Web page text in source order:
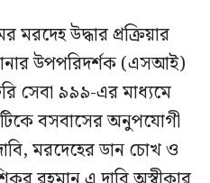
উদ্ধার প্রক্রিয়ার
উপপরিদর্শক (এসআই)
সেবা ৯৯৯-এর মাধ্যমে
বসবাসের অনুপযোগী
মরদেহের ডান চোখ ও